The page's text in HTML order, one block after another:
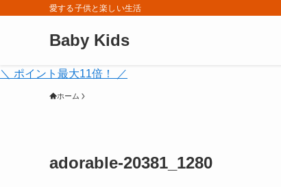
愛する子供と楽しい生活
Baby Kids
＼ ポイント最大11倍！ ／
ホーム
adorable-20381_1280